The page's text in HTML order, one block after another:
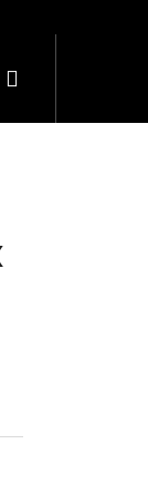
Nákupní